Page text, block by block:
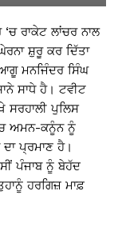
ਰਾਕੇਟ ਲਾਂਚਰ ਨਾਲ
ਸ਼ੁਰੂ ਕਰ ਦਿੱਤਾ
ਮਨਜਿੰਦਰ ਸਿੰਘ
ਸਾਧੇ ਹੈ। ਟਵੀਟ
ਸਰਹਾਲੀ ਪੁਲਿਸ
ਅਮਨ-ਕਨੂੰਨ ਨੂੰ
ਪ੍ਰਮਾਣ ਹੈ।
ਪੰਜਾਬ ਨੂੰ ਬੇਹੱਦ
ਹਰਗਿਜ਼ ਮਾਫ਼